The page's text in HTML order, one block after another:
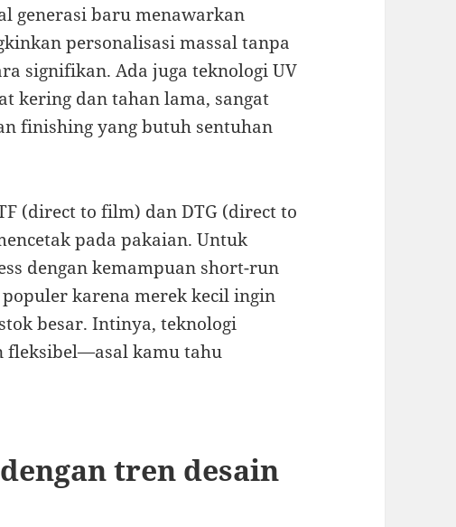
generasi baru menawarkan
personalisasi massal tanpa
signifikan. Ada juga teknologi UV
kering dan tahan lama, sangat
finishing yang butuh sentuhan
(direct to film) dan DTG (direct to
pada pakaian. Untuk
dengan kemampuan short-run
karena merek kecil ingin
besar. Intinya, teknologi
fleksibel—asal kamu tahu
tren desain